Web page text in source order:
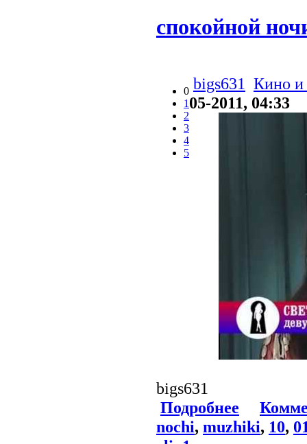
спокойной
0
1
2
3
4
5
bigs631 Кино и
05-2011, 04:33
bigs631
Подробнее
nochi, muzhiki, 10,